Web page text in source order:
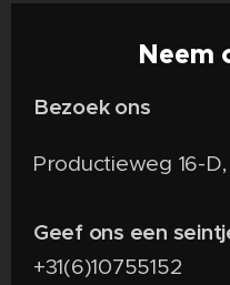
Neem
Bezoek ons
Productieweg 16-
Geef ons een
+31(6)10755152